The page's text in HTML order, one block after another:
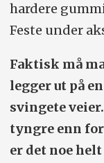
hardere
Feste under
Faktisk må
legger ut på
svingete
tyngre enn
er det noe